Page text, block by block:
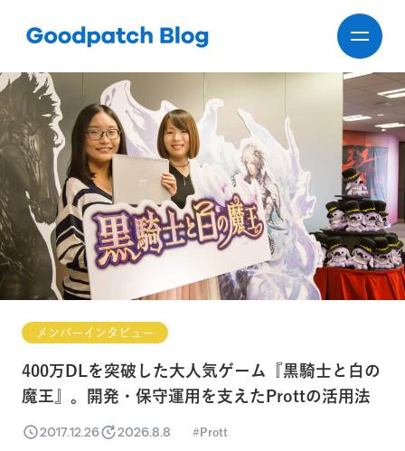
メンバーインタビュー
400万DLを突破した大人気ゲーム『黒騎士と白の
魔王』。開発・保守運用を支えたProttの活用法
2017.12.26 2026.8.8 Prott